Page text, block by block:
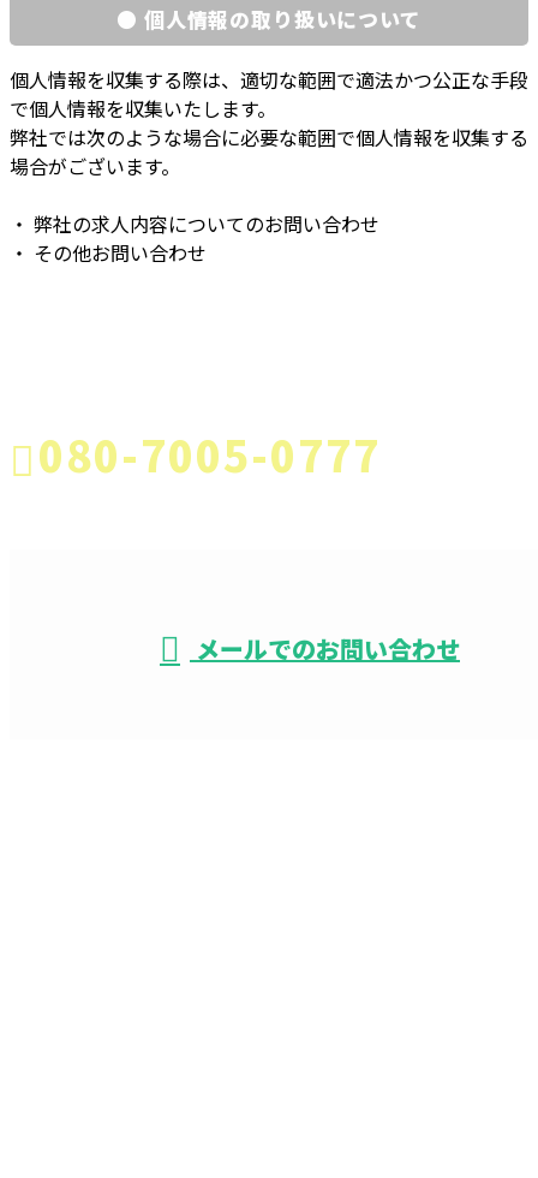
● 個人情報の取り扱いについて
個人情報を収集する際は、適切な範囲で適法かつ公正な手段
で個人情報を収集いたします。
弊社では次のような場合に必要な範囲で個人情報を収集する
場合がございます。
・ 弊社の求人内容についてのお問い合わせ
・ その他お問い合わせ
080-7005-0777
メールでのお問い合わせ